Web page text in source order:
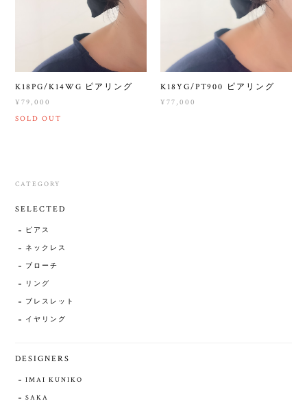
K18PG/K14WG ピアリング
¥79,000
SOLD OUT
K18YG/PT900 ピアリング
¥77,000
CATEGORY
SELECTED
ピアス
ネックレス
ブローチ
リング
ブレスレット
イヤリング
DESIGNERS
IMAI KUNIKO
SAKA